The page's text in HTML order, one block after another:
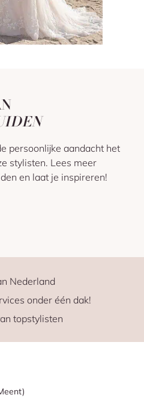
persoonlijke aandacht het
stylisten. Lees meer
en laat je inspireren!
Nederland
onder één dak!
topstylisten